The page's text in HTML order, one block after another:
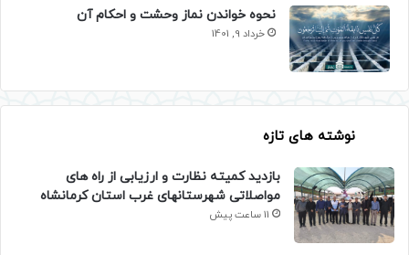
نحوه خواندن نماز وحشت و احکام آن
خرداد 9, 1401
نوشته های تازه
بازدید کمیته نظارت و ارزیابی از راه های
مواصلاتی شهرستانهای غرب استان کرمانشاه
11 ساعت پیش